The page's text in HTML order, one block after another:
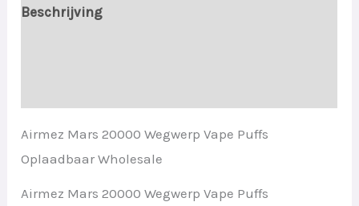
Beschrijving
Airmez Mars 20000 Wegwerp Vape Puffs
Oplaadbaar Wholesale
Airmez Mars 20000 Wegwerp Vape Puffs